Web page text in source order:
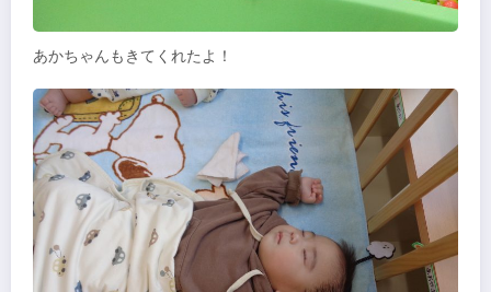
あかちゃんもきてくれたよ！